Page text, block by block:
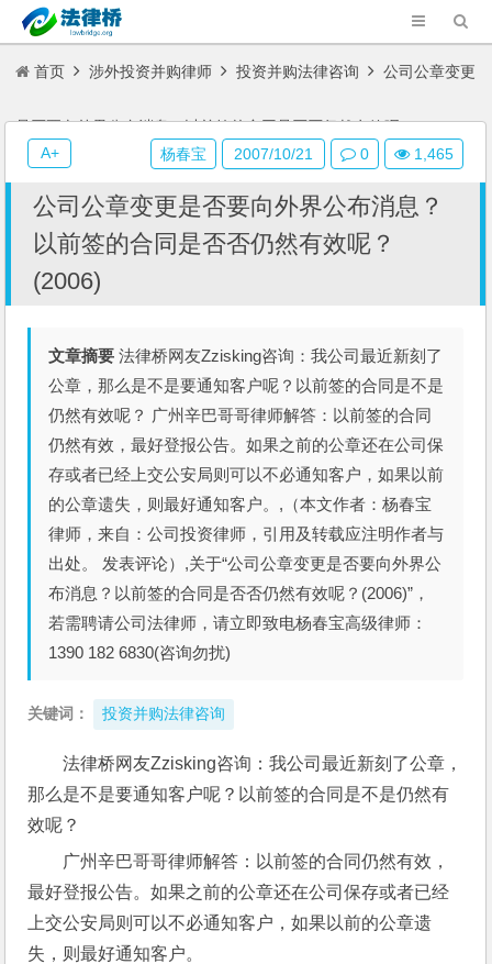
首页 涉外投资并购律师 投资并购法律咨询 公司公章变更
是否要向外界公布消息？以前签的合同是否否仍然有效呢？(2006)
公司公章变更是否要向外界公布消息？
以前签的合同是否否仍然有效呢？
(2006)
文章摘要 法律桥网友Zzisking咨询：我公司最近新刻了
公章，那么是不是要通知客户呢？以前签的合同是不是
仍然有效呢？ 广州辛巴哥哥律师解答：以前签的合同
仍然有效，最好登报公告。如果之前的公章还在公司保
存或者已经上交公安局则可以不必通知客户，如果以前
的公章遗失，则最好通知客户。,（本文作者：杨春宝
律师，来自：公司投资律师，引用及转载应注明作者与
出处。 发表评论）,关于“公司公章变更是否要向外界公
布消息？以前签的合同是否否仍然有效呢？(2006)”，
若需聘请公司法律师，请立即致电杨春宝高级律师：
1390 182 6830(咨询勿扰)
关键词： 投资并购法律咨询
法律桥网友Zzisking咨询：我公司最近新刻了公章，
那么是不是要通知客户呢？以前签的合同是不是仍然有
效呢？
广州辛巴哥哥律师解答：以前签的合同仍然有效，
最好登报公告。如果之前的公章还在公司保存或者已经
上交公安局则可以不必通知客户，如果以前的公章遗
失，则最好通知客户。
杨春宝 2007/10/21 0 1,465
A+